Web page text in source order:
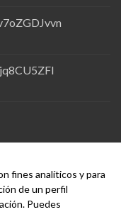
fines analíticos y para
de un perfil
Puedes